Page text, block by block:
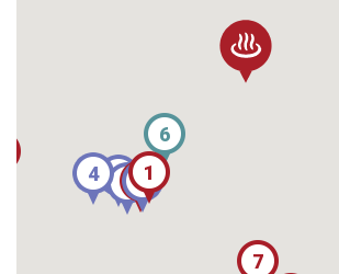
6
1
5
7
2
4 9
10